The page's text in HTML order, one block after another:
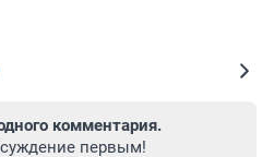
комментария.
первым!